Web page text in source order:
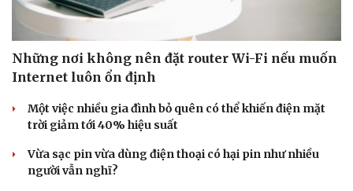
Những nơi không nên đặt router Wi-Fi nếu muốn
Internet luôn ổn định
Một việc nhiều gia đình bỏ quên có thể khiến điện mặt
trời giảm tới 40% hiệu suất
Vừa sạc pin vừa dùng điện thoại có hại pin như nhiều
người vẫn nghĩ?